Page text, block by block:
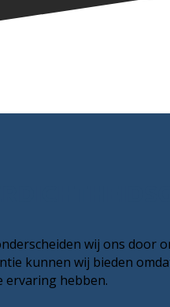
wij ons door
kunnen wij bieden
ervaring hebben.